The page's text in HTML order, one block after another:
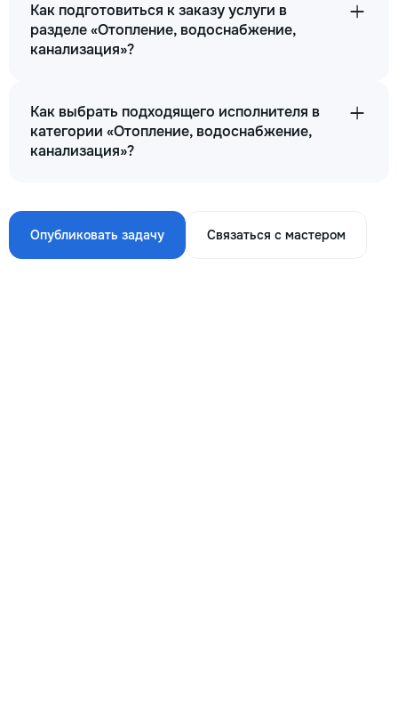
Как подготовиться к заказу услуги в
разделе «Отопление, водоснабжение,
канализация»?
Как выбрать подходящего исполнителя в
категории «Отопление, водоснабжение,
канализация»?
Опубликовать задачу Связаться с мастером